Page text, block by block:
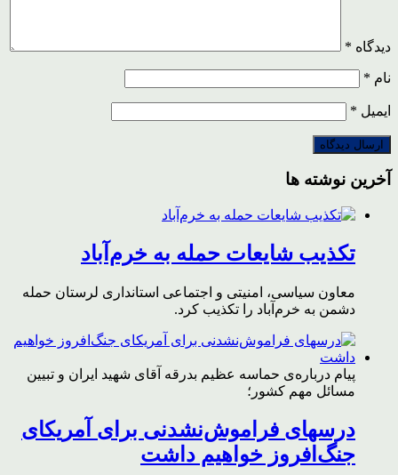
دیدگاه *
نام *
ایمیل *
آخرین نوشته ها
تکذیب شایعات حمله به خرم‌آباد
معاون سیاسی، امنیتی و اجتماعی استانداری لرستان حمله
دشمن به خرم‌آباد را تکذیب کرد.
پیام درباره‌ی حماسه عظیم بدرقه آقای شهید ایران و تبیین
مسائل مهم کشور؛
درسهای فراموش‌نشدنی برای آمریکای
جنگ‌افروز خواهیم داشت